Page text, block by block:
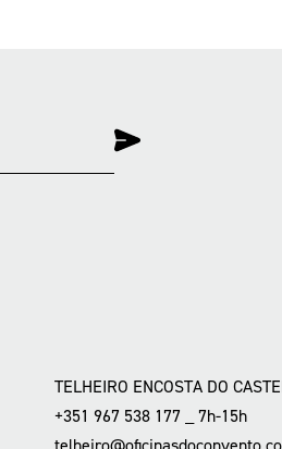
TELHEIRO ENCOSTA DO
+351 967 538 177 _ 7h-15h